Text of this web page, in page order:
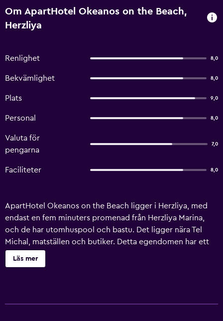
Om ApartHotel Okeanos on the Beach,
Herzliya
Renlighet 8,0
Bekvämlighet 8,0
Plats 9,0
Personal 8,0
Valuta för
pengarna
7,0
Faciliteter 8,0
ApartHotel Okeanos on the Beach ligger i Herzliya, med
endast en fem minuters promenad från Herzliya Marina,
och de har utomhuspool och bastu. Det ligger nära Tel
Michal, matställen och butiker. Detta egendomen har ett
gym med simbassäng. Det erbjuder dessutom
familjevänliga faciliteter med lägenhet designade för alla
Läs mer